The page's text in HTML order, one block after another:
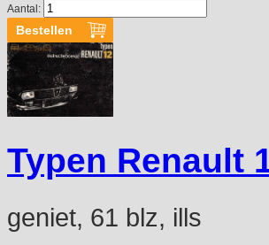
Aantal:
Typen Renault
geniet, 61 blz, ills